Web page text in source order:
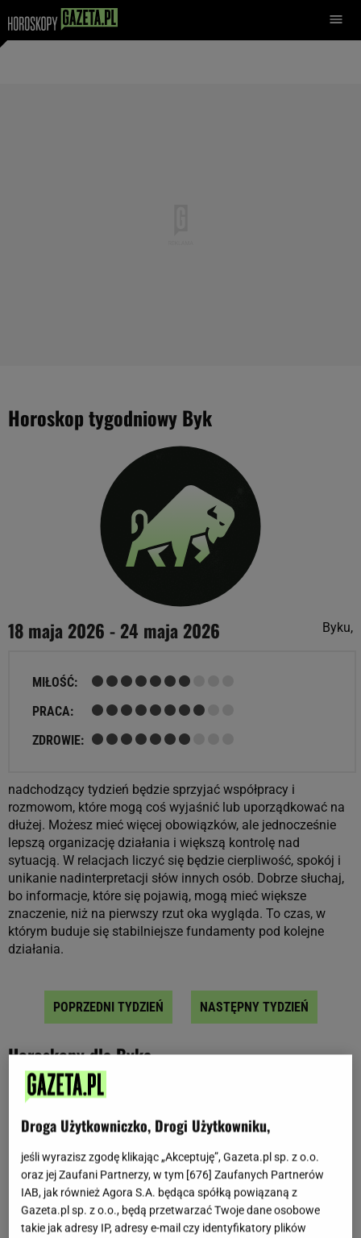
Horoskop tygodniowy Byk
18 maja 2026 - 24 maja 2026
MIŁOŚĆ:
PRACA:
ZDROWIE:
Byku,
nadchodzący tydzień będzie sprzyjać współpracy i
rozmowom, które mogą coś wyjaśnić lub uporządkować na
dłużej. Możesz mieć więcej obowiązków, ale jednocześnie
lepszą organizację działania i większą kontrolę nad
sytuacją. W relacjach liczyć się będzie cierpliwość, spokój i
unikanie nadinterpretacji słów innych osób. Dobrze słuchaj,
bo informacje, które się pojawią, mogą mieć większe
znaczenie, niż na pierwszy rzut oka wygląda. To czas, w
którym buduje się stabilniejsze fundamenty pod kolejne
działania.
POPRZEDNI TYDZIEŃ NASTĘPNY TYDZIEŃ
Horoskopy dla Byka
Dzienny horoskop dla Byka
Tygodniowy horoskop dla Byka
Charakterystyka znaku: Byk
Horoskopy z ostatnich tygodni dla Byka
Droga Użytkowniczko, Drogi Użytkowniku,
jeśli wyrazisz zgodę klikając „Akceptuję”, Gazeta.pl sp. z o.o.
oraz jej Zaufani Partnerzy, w tym [676] Zaufanych Partnerów
IAB, jak również Agora S.A. będąca spółką powiązaną z
Gazeta.pl sp. z o.o., będą przetwarzać Twoje dane osobowe
takie jak adresy IP, adresy e-mail czy identyfikatory plików